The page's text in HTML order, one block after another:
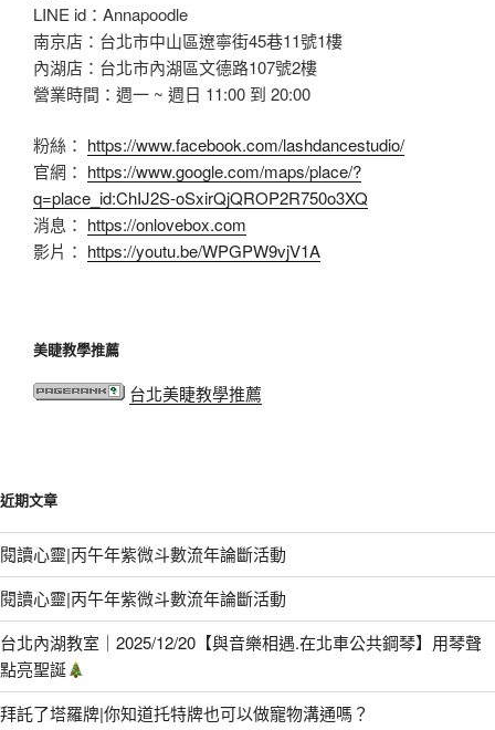
LINE id：Annapoodle
南京店：台北市中山區遼寧街45巷11號1樓
內湖店：台北市內湖區文德路107號2樓
營業時間：週一 ~ 週日 11:00 到 20:00
粉絲： https://www.facebook.com/lashdancestudio/
官網： https://www.google.com/maps/place/?
q=place_id:ChIJ2S-oSxirQjQROP2R750o3XQ
消息： https://onlovebox.com
影片： https://youtu.be/WPGPW9vjV1A
美睫教學推薦
台北美睫教學推薦
近期文章
閱讀心靈|丙午年紫微斗數流年論斷活動
閱讀心靈|丙午年紫微斗數流年論斷活動
台北內湖教室｜2025/12/20【與音樂相遇.在北車公共鋼琴】用琴聲
點亮聖誕
拜託了塔羅牌|你知道托特牌也可以做寵物溝通嗎？